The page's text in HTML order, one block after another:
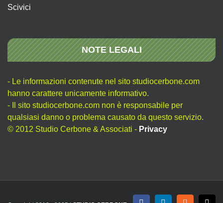
Scivici
NOTE LEGALI
- Le informazioni contenute nel sito studiocerbone.com
hanno carattere unicamente informativo.
- Il sito studiocerbone.com non è responsabile per
qualsiasi danno o problema causato da questo servizio.
© 2012 Studio Cerbone & Associati - Privacy